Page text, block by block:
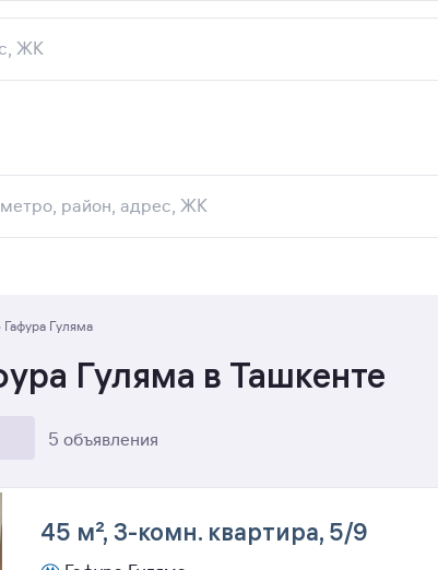
Гуляма
Гуляма в Ташкенте
5 объявления
45 м², 3-комн. квартира, 5/9